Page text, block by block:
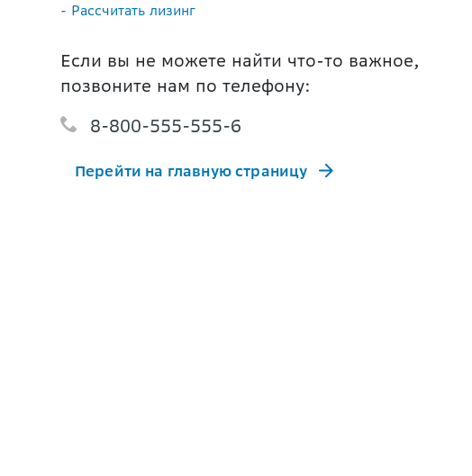
- Рассчитать лизинг
Если вы не можете найти что-то важное,
позвоните нам по телефону:
8-800-555-555-6
Перейти на главную страницу